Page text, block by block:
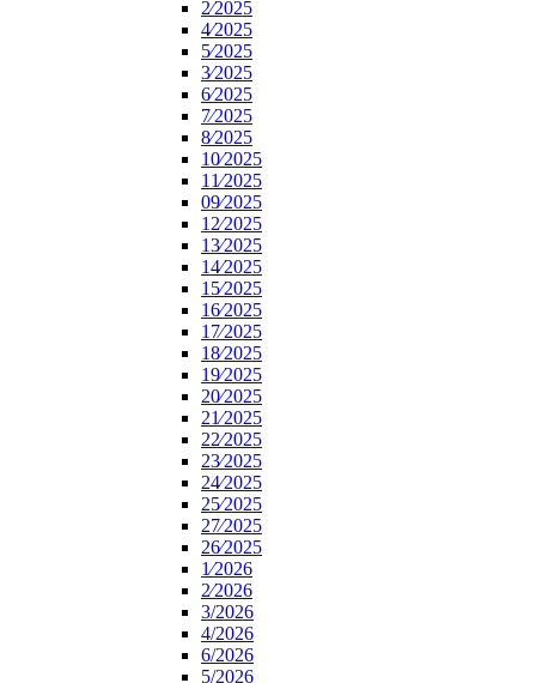
2⁄2025
4⁄2025
5⁄2025
3⁄2025
6⁄2025
7⁄2025
8⁄2025
10⁄2025
11⁄2025
09⁄2025
12⁄2025
13⁄2025
14⁄2025
15⁄2025
16⁄2025
17⁄2025
18⁄2025
19⁄2025
20⁄2025
21⁄2025
22⁄2025
23⁄2025
24⁄2025
25⁄2025
27⁄2025
26⁄2025
1⁄2026
2⁄2026
3/2026
4/2026
6/2026
5/2026